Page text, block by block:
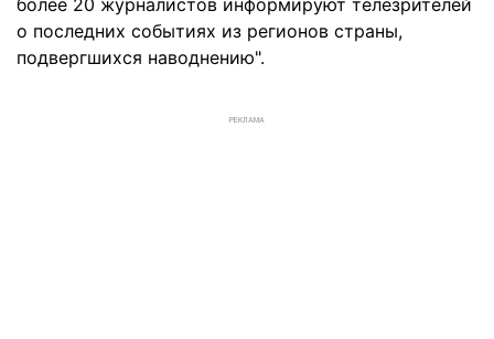
более 20 журналистов информируют телезрителей
о последних событиях из регионов страны,
подвергшихся наводнению".
РЕКЛАМА